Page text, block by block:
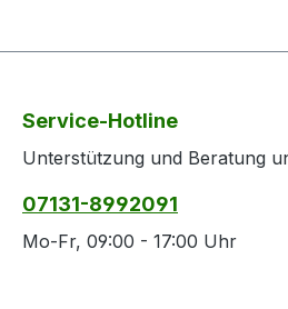
Service-Hotline
Unterstützung und Beratung
07131-8992091
Mo-Fr, 09:00 - 17:00 Uhr